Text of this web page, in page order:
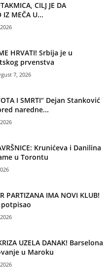
CILJ JE DA
IZ MEČA U...
HRVATI! Srbija je u
prvenstva
7, 2026
I SMRTI“ Dejan Stanković
naredne...
Krunićeva i Danilina
u Torontu
PARTIZANA IMA NOVI KLUB!
potpisao
UZELA DANAK! Barselona
u Maroku